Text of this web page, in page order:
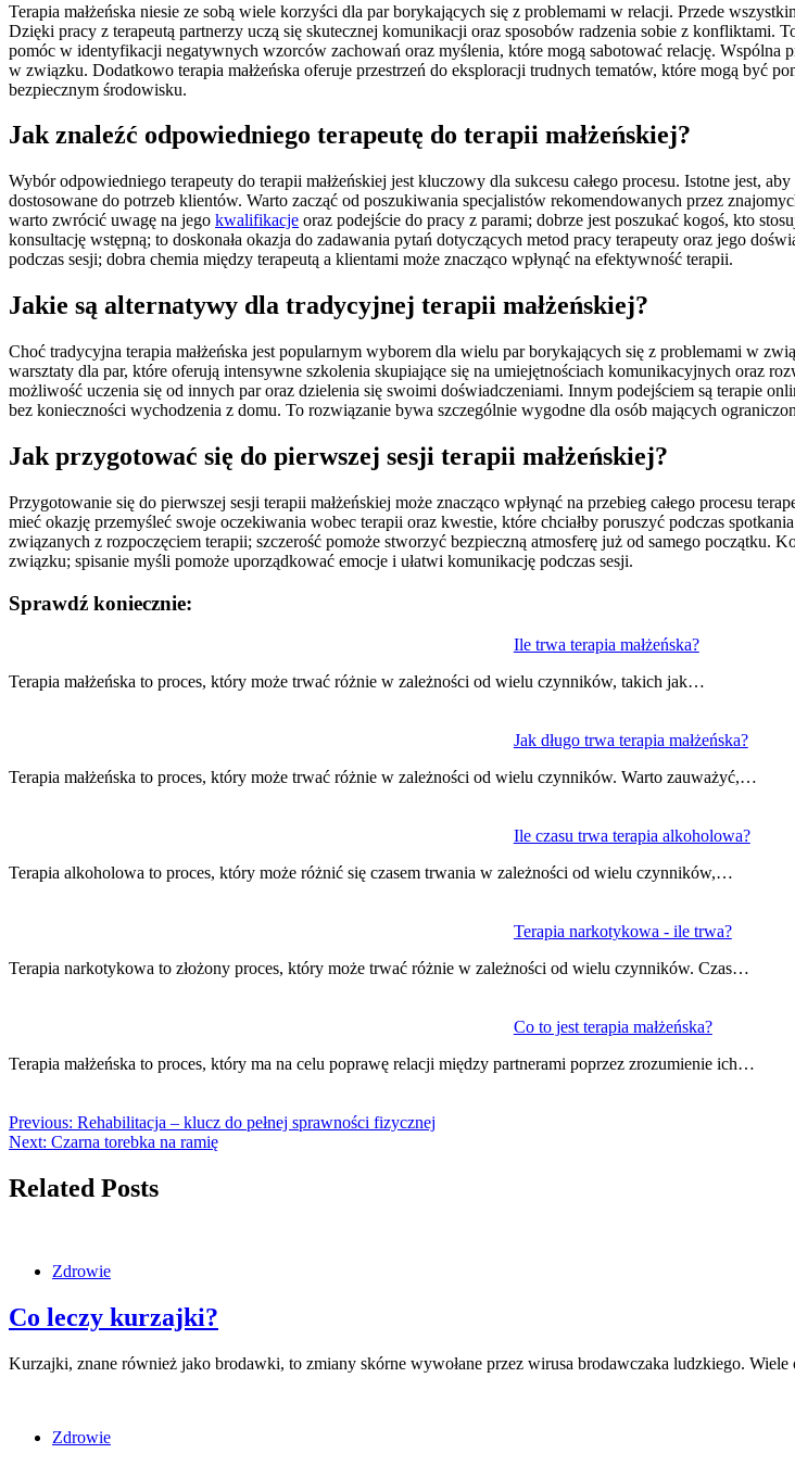
Terapia małżeńska niesie ze sobą wiele korzyści dla par borykających się z problemami w relacji. Przede
Dzięki pracy z terapeutą partnerzy uczą się skutecznej komunikacji oraz sposobów radzenia sobie z
pomóc w identyfikacji negatywnych wzorców zachowań oraz myślenia, które mogą sabotować relację. Wspólna
w związku. Dodatkowo terapia małżeńska oferuje przestrzeń do eksploracji trudnych tematów, które mogą
bezpiecznym środowisku.
Jak znaleźć odpowiedniego terapeutę do terapii małżeńskiej?
Wybór odpowiedniego terapeuty do terapii małżeńskiej jest kluczowy dla sukcesu całego procesu. Istotne jest,
dostosowane do potrzeb klientów. Warto zacząć od poszukiwania specjalistów rekomendowanych przez
warto zwrócić uwagę na jego kwalifikacje oraz podejście do pracy z parami; dobrze jest poszukać kogoś, kto
konsultację wstępną; to doskonała okazja do zadawania pytań dotyczących metod pracy terapeuty oraz jego
podczas sesji; dobra chemia między terapeutą a klientami może znacząco wpłynąć na efektywność terapii.
Jakie są alternatywy dla tradycyjnej terapii małżeńskiej?
Choć tradycyjna terapia małżeńska jest popularnym wyborem dla wielu par borykających się z problemami w
warsztaty dla par, które oferują intensywne szkolenia skupiające się na umiejętnościach komunikacyjnych oraz
możliwość uczenia się od innych par oraz dzielenia się swoimi doświadczeniami. Innym podejściem są terapie
bez konieczności wychodzenia z domu. To rozwiązanie bywa szczególnie wygodne dla osób mających
Jak przygotować się do pierwszej sesji terapii małżeńskiej?
Przygotowanie się do pierwszej sesji terapii małżeńskiej może znacząco wpłynąć na przebieg całego procesu
mieć okazję przemyśleć swoje oczekiwania wobec terapii oraz kwestie, które chciałby poruszyć podczas
związanych z rozpoczęciem terapii; szczerość pomoże stworzyć bezpieczną atmosferę już od samego
związku; spisanie myśli pomoże uporządkować emocje i ułatwi komunikację podczas sesji.
Sprawdź koniecznie:
Ile trwa terapia małżeńska?
Terapia małżeńska to proces, który może trwać różnie w zależności od wielu czynników, takich jak…
Jak długo trwa terapia małżeńska?
Terapia małżeńska to proces, który może trwać różnie w zależności od wielu czynników. Warto zauważyć,…
Ile czasu trwa terapia alkoholowa?
Terapia alkoholowa to proces, który może różnić się czasem trwania w zależności od wielu czynników,…
Terapia narkotykowa - ile trwa?
Terapia narkotykowa to złożony proces, który może trwać różnie w zależności od wielu czynników. Czas…
Co to jest terapia małżeńska?
Terapia małżeńska to proces, który ma na celu poprawę relacji między partnerami poprzez zrozumienie ich…
wpisu
Previous: Rehabilitacja – klucz do pełnej sprawności fizycznej
Next: Czarna torebka na ramię
Related Posts
Zdrowie
Co leczy kurzajki?
Kurzajki, znane również jako brodawki, to zmiany skórne wywołane przez wirusa brodawczaka ludzkiego.
Zdrowie